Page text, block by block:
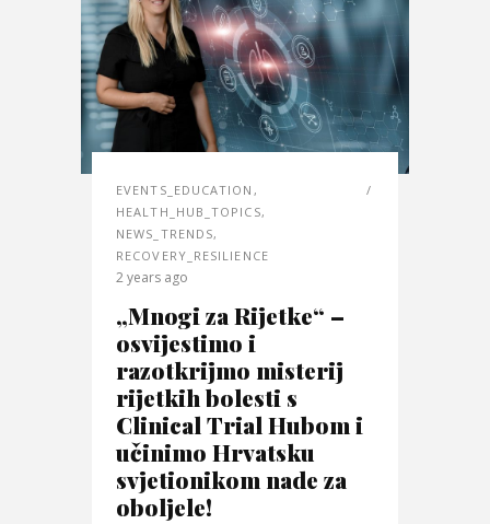
EVENTS_EDUCATION ,
HEALTH_HUB_TOPICS,
NEWS_TRENDS,
RECOVERY_RESILIENCE
2 years ago
„Mnogi za Rijetke“ –
osvijestimo i
razotkrijmo misterij
rijetkih bolesti s
Clinical Trial Hubom i
učinimo Hrvatsku
svjetionikom nade za
oboljele!